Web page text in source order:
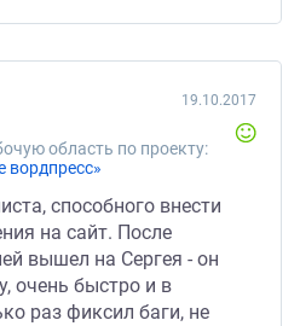
область по проекту:
вордпресс»
19.10.2017
способного внести
на сайт. После
вышел на Сергея - он
очень быстро и в
раз фиксил баги, не